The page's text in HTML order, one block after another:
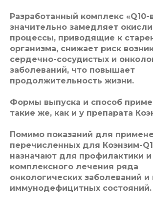
Разработанный комплекс «Q10-
значительно замедляет
процессы, приводящие к
организма, снижает риск
сердечно-сосудистых и
заболеваний, что повышает
продолжительность жизни.
Формы выпуска и способ
такие же, как и у препарата
Помимо показаний для
перечисленных для Коэнзим-
назначают для профилактики и
комплексного лечения ряда
онкологических заболеваний
иммунодефицитных состояний.